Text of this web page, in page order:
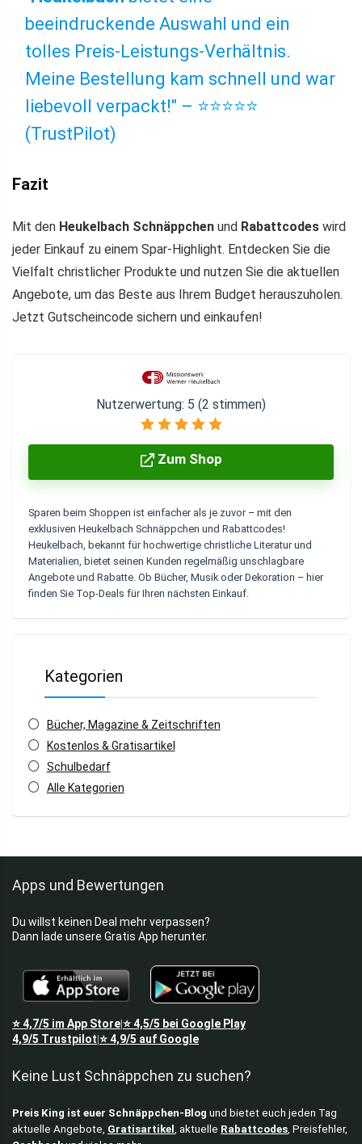
beeindruckende Auswahl und ein
tolles Preis-Leistungs-Verhältnis.
Meine Bestellung kam schnell und war
liebevoll verpackt!" – ⭐⭐⭐⭐⭐
(TrustPilot)
Fazit
Mit den Heukelbach Schnäppchen und Rabattcodes wird
jeder Einkauf zu einem Spar-Highlight. Entdecken Sie die
Vielfalt christlicher Produkte und nutzen Sie die aktuellen
Angebote, um das Beste aus Ihrem Budget herauszuholen.
Jetzt Gutscheincode sichern und einkaufen!
Nutzerwertung: 5 (2 stimmen)
Zum Shop
Sparen beim Shoppen ist einfacher als je zuvor – mit den
exklusiven Heukelbach Schnäppchen und Rabattcodes!
Heukelbach, bekannt für hochwertige christliche Literatur und
Materialien, bietet seinen Kunden regelmäßig unschlagbare
Angebote und Rabatte. Ob Bücher, Musik oder Dekoration – hier
finden Sie Top-Deals für Ihren nächsten Einkauf.
Kategorien
Bücher, Magazine & Zeitschriften
Kostenlos & Gratisartikel
Schulbedarf
Alle Kategorien
Apps und Bewertungen
Du willst keinen Deal mehr verpassen?
Dann lade unsere Gratis App herunter.
⭐4,7/5 im App Store⭐4,5/5 bei Google Play
4,9/5 Trustpilot ⭐4,9/5 auf Google
Keine Lust Schnäppchen zu suchen?
Preis King ist euer Schnäppchen-Blog und bietet euch jeden Tag
aktuelle Angebote, Gratisartikel , aktuelle Rabattcodes, Preisfehler,